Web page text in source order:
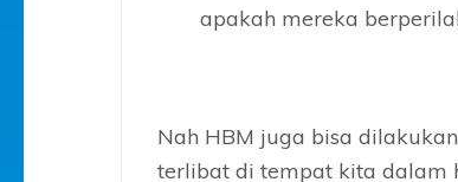
apakah mereka
Nah HBM juga bisa
terlibat di tempat kita dalam